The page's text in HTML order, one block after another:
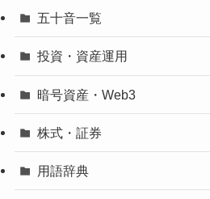
五十音一覧
投資・資産運用
暗号資産・Web3
株式・証券
用語辞典